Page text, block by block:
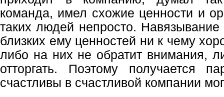
команда, имел схожие ценности и
таких людей непросто. Навязывание
близких ему ценностей ни к чему
либо на них не обратит внимания,
отторгать. Поэтому получается
счастливы в счастливой компании